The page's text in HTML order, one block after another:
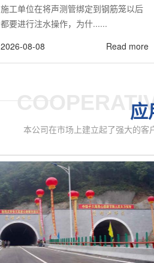
施工单位在将声测管绑定到钢筋笼以后
都要进行注水操作，为什......
2026-08-08
Read more
应
本公司在市场上建立起了强大的